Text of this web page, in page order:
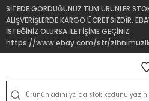
SİTEDE GÖRDÜĞÜNÜZ TÜM ÜRÜNLER
ALIŞVERİŞLERDE KARGO ÜCRETSİZDİR.
İSTEĞİNİZ OLURSA İLETİŞİME GEÇİNİZ.
https://www.ebay.com/str/